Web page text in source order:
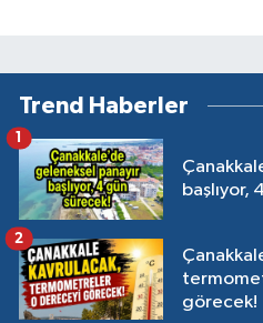
Trend Haberler
başlıyor,
1
görecek!
2